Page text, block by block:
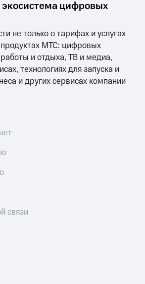
цифровых
не только о тарифах и услугах
МТС: цифровых
и отдыха, ТВ и медиа,
технологиях для запуска и
и других сервисах компании
связи